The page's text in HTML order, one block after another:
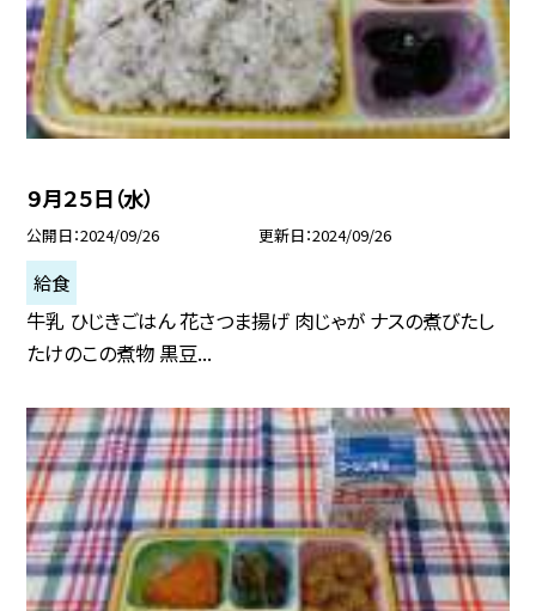
９月２５日（水）
公開日 2024/09/26 更新日 2024/09/26
給食
牛乳 ひじきごはん 花さつま揚げ 肉じゃが ナスの煮びたし
たけのこの煮物 黒豆...